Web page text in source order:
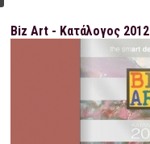
Biz Art - Κατάλογος 2012